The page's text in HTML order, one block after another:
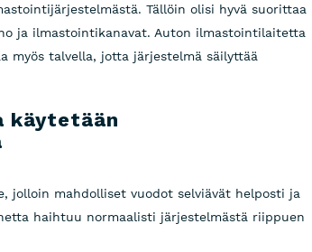
Tällöin olisi hyvä suorittaa
ja ilmastointikanavat. Auton ilmastointilaitetta
myös talvella, jotta järjestelmä säilyttää
käytetään
jolloin mahdolliset vuodot selviävät helposti ja
haihtuu normaalisti järjestelmästä riippuen